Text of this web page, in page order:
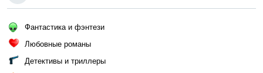
Фантастика и фэнтези
Любовные романы
Детективы и триллеры